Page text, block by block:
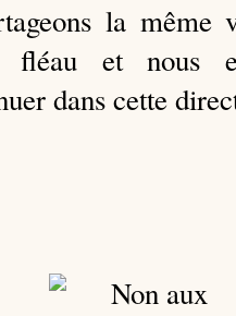
la
fléau et nous
dans cette